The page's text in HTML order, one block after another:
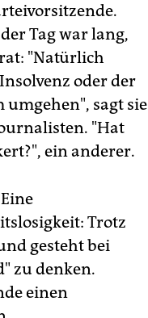
Tag war lang,
"Natürlich
oder der
sagt sie
"Hat
ein anderer.
Trotz
gesteht bei
zu denken.
einen